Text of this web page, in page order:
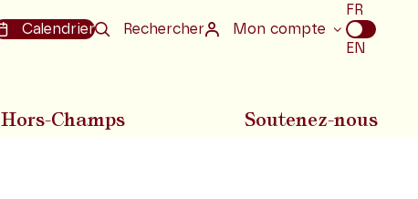
Calendrier Rechercher Mon compte
Choix
de
la
FR
EN
Hors-Champs Soutenez-nous